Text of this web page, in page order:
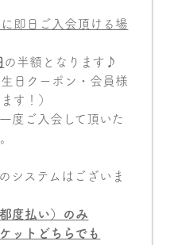
即日ご入会頂ける場
の半額となります♪
日クーポン・会員様
す！）
度ご入会して頂いた
システムはございま
度払い）のみ
ットどちらでも